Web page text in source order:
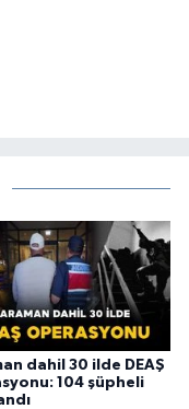
dahil 30 ilde DEAŞ
104 şüpheli